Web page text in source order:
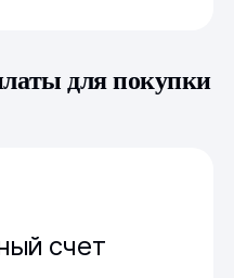
для покупки
счет